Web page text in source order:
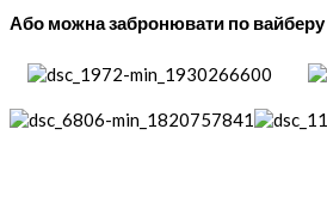
Або можна забронювати по вайберу